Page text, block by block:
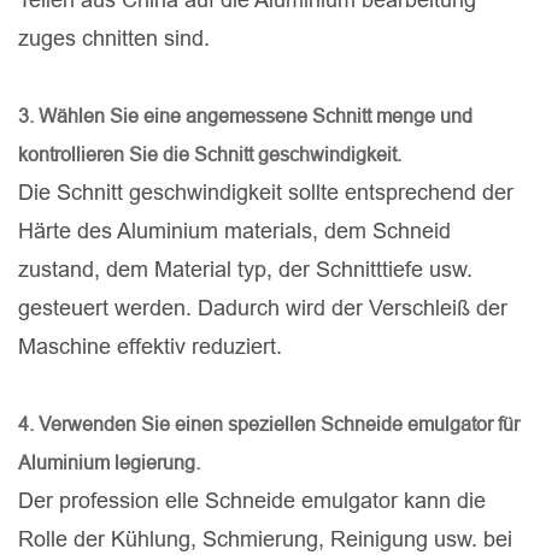
zuges chnitten sind.
3. Wählen Sie eine angemessene Schnitt menge und
kontrollieren Sie die Schnitt geschwindigkeit.
Die Schnitt geschwindigkeit sollte entsprechend der
Härte des Aluminium materials, dem Schneid
zustand, dem Material typ, der Schnitttiefe usw.
gesteuert werden. Dadurch wird der Verschleiß der
Maschine effektiv reduziert.
4. Verwenden Sie einen speziellen Schneide emulgator für
Aluminium legierung.
Der profession elle Schneide emulgator kann die
Rolle der Kühlung, Schmierung, Reinigung usw. bei